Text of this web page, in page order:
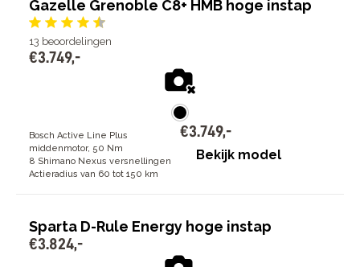
Gazelle Grenoble C8+ HMB hoge instap
13 beoordelingen
€3.749,-
Bosch Active Line Plus
middenmotor, 50 Nm
8 Shimano Nexus versnellingen
Actieradius van 60 tot 150 km
€3.749,-
Bekijk model
Sparta D-Rule Energy hoge instap
€3.824,-